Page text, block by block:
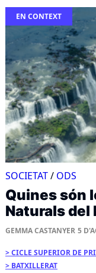
EN CONTEXT
SOCIETAT/ ODS
Quines són
Naturals del
GEMMA CASTANYER 5
CICLE SUPERIOR DE
BATXILLERAT